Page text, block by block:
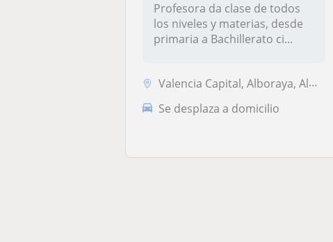
Profesora da clase de todos
los niveles y materias, desde
primaria a Bachillerato ci...
Valencia Capital, Alboraya, Almàssera, Tavernes Blanques, Mislata
Se desplaza a domicilio